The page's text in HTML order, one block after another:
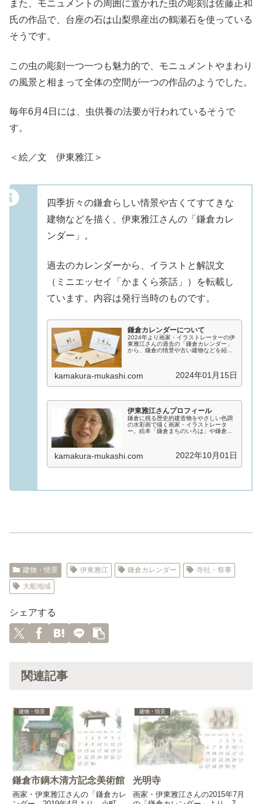
また、モニュメントの周囲に置かれた虫の彫刻は佐藤正和
氏の作品で、台座の石は山梨県産出の鶴瀬石を使っている
そうです。
この虫の彫刻一つ一つも魅力的で、モニュメントやまわり
の風景と相まって全体の空間が一つの作品のようでした。
毎年6月4日には、虫供養の法要が行われているそうで
す。
＜絵／文 伊東雅江＞
四季折々の鎌倉らしい情景や古くてすてきな
建物などを描く、伊東雅江さんの「鎌倉カレ
ンダー」。
過去のカレンダーから、イラストと解説文
（ミニエッセイ「かまくら茶話」）を転載し
ています。内容は発行当時のものです。
鎌倉カレンダーについて
2024年より画家・イラストレーターの伊
東雅江さんの過去の「鎌倉カレンダー」
から、鎌倉の情景や古い建物などを紹介
倉カレンダー...
kamakura-mukashi.com 2024年01月15日
伊東雅江さんプロフィール
鎌倉に残る歴史的建造物をやさしい色調
の水彩画で描く画家・イラストレータ
ー。絵本「鎌倉まちのいろは」や鎌倉の
kamakura-mukashi.com 2022年10月01日
建物・情景 伊東雅江 鎌倉カレンダー
寺社・祭事
大船地域
シェアする
関連記事
建物・情景
鎌倉市鏑木清方記念美術館
画家・伊東雅江さんの「鎌倉カレ
建物・情景
光明寺
画家・伊東雅江さんの2015年7月